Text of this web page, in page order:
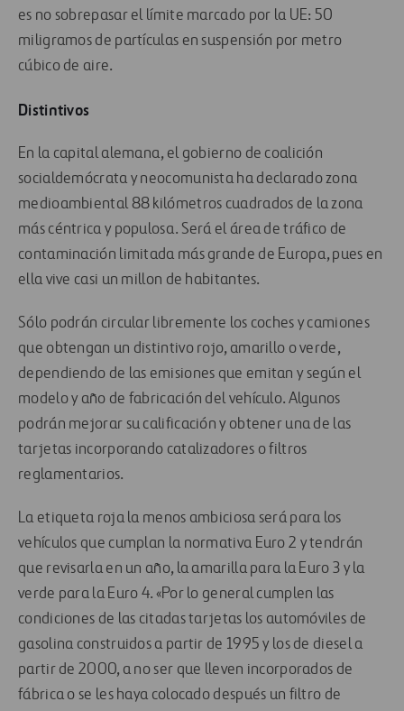
es no sobrepasar el límite marcado por la UE: 50
miligramos de partículas en suspensión por metro
cúbico de aire.
Distintivos
En la capital alemana, el gobierno de coalición
socialdemócrata y neocomunista ha declarado zona
medioambiental 88 kilómetros cuadrados de la zona
más céntrica y populosa. Será el área de tráfico de
contaminación limitada más grande de Europa, pues en
ella vive casi un millon de habitantes.
Sólo podrán circular libremente los coches y camiones
que obtengan un distintivo rojo, amarillo o verde,
dependiendo de las emisiones que emitan y según el
modelo y año de fabricación del vehículo. Algunos
podrán mejorar su calificación y obtener una de las
tarjetas incorporando catalizadores o filtros
reglamentarios.
La etiqueta roja la menos ambiciosa será para los
vehículos que cumplan la normativa Euro 2 y tendrán
que revisarla en un año, la amarilla para la Euro 3 y la
verde para la Euro 4. «Por lo general cumplen las
condiciones de las citadas tarjetas los automóviles de
gasolina construidos a partir de 1995 y los de diesel a
partir de 2000, a no ser que lleven incorporados de
fábrica o se les haya colocado después un filtro de